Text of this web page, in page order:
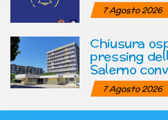
7 Agosto 2026
Chiusura
pressing
Salerno
7 Agosto 2026